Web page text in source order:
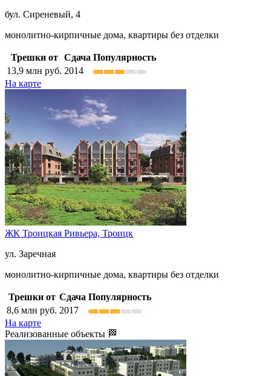
бул. Сиреневый, 4
монолитно-кирпичные дома, квартиры без отделки
Трешки от Сдача Популярность
13,9 млн руб. 2014
На карте
ЖК Троицкая Ривьера, Троицк
ул. Заречная
монолитно-кирпичные дома, квартиры без отделки
Трешки от Сдача Популярность
8,6 млн руб. 2017
На карте
Реализованные объекты 🏁